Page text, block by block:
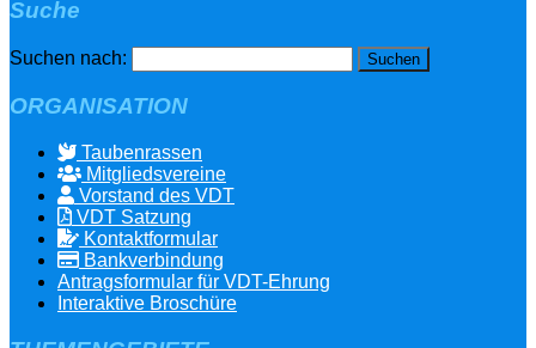
Suche
Suchen nach:
ORGANISATION
Taubenrassen
Mitgliedsvereine
Vorstand des VDT
VDT Satzung
Kontaktformular
Bankverbindung
Antragsformular für VDT-Ehrung
Interaktive Broschüre